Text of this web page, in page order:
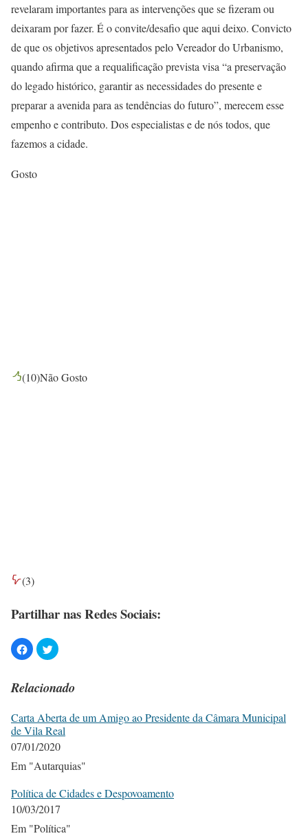
revelaram importantes para as intervenções que se fizeram ou
deixaram por fazer. É o convite/desafio que aqui deixo. Convicto
de que os objetivos apresentados pelo Vereador do Urbanismo,
quando afirma que a requalificação prevista visa “a preservação
do legado histórico, garantir as necessidades do presente e
preparar a avenida para as tendências do futuro”, merecem esse
empenho e contributo. Dos especialistas e de nós todos, que
fazemos a cidade.
Gosto
(10)Não Gosto
(3)
Partilhar nas Redes Sociais:
Relacionado
Carta Aberta de um Amigo ao Presidente da Câmara Municipal
de Vila Real
07/01/2020
Em "Autarquias"
Política de Cidades e Despovoamento
10/03/2017
Em "Política"